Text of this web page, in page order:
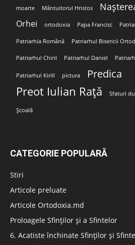
moarte Mântuitorul Hristos
Orhei ortodoxia Papa Francisc
Patriarhia Română Patriarhul Bisericii
Patriarhul Chiril Patriarhul Daniel
Patriarhul Kirill pictura Predica
Preot Iulian Rață Sfaturi
Școală
CATEGORIE POPULARĂ
Stiri
Articole preluate
Articole Ortodoxia.md
Proloagele Sfinților și a Sfintelor
6. Acatiste închinate Sfinților și